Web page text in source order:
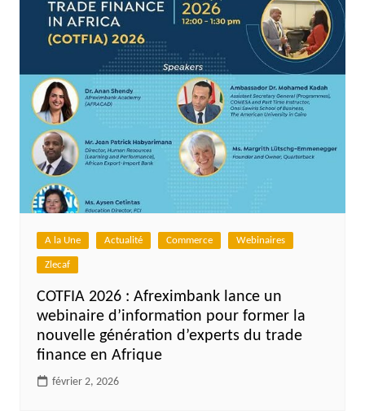
A la Une Actualité Commerce Webinaires
Zlecaf
COTFIA 2026 : Afreximbank lance un
webinaire d’information pour former la
nouvelle génération d’experts du trade
finance en Afrique
février 2, 2026